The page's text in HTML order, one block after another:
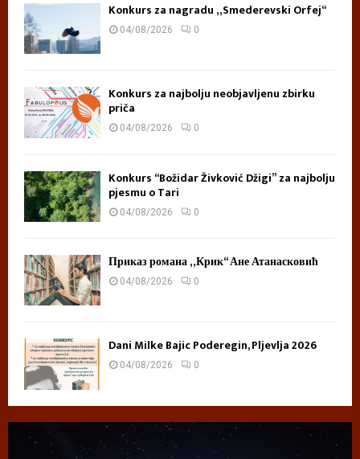
Konkurs za nagradu „Smederevski Orfej“
04/08/2026 0
Konkurs za najbolju neobjavljenu zbirku
priča
04/08/2026 0
Konkurs “Božidar Živković Džigi” za najbolju
pjesmu o Tari
04/08/2026 0
Приказ романа „Крик“ Ане Атанасковић
04/08/2026 0
Dani Milke Bajic Poderegin, Pljevlja 2026
04/08/2026 0